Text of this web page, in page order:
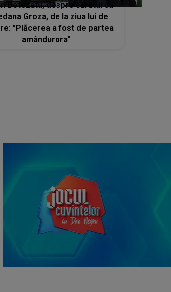
Botezatu, despre sărutul cu
Groza, de la ziua lui de
"Plăcerea a fost de partea
amândurora"